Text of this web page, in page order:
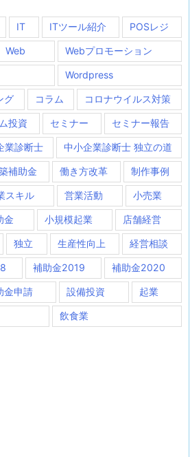
IT ITツール紹介 POSレジ
Web Webプロモーション
Wordpress
グ コラム コロナウイルス対策
投資 セミナー セミナー報告
業診断士 中小企業診断士 独立の道
補助金 働き方改革 制作事例
スキル 営業活動 小売業
金 小規模起業 店舗経営
独立 生産性向上 経営相談
補助金2019 補助金2020
金申請 設備投資 起業
飲食業